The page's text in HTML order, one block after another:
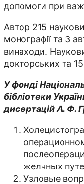
допомоги при
Автор 215
монографії та 3
винаходи.
докторських та
У фонді
бібліотеки
дисертацій А. Ф.
желчных
Узловые